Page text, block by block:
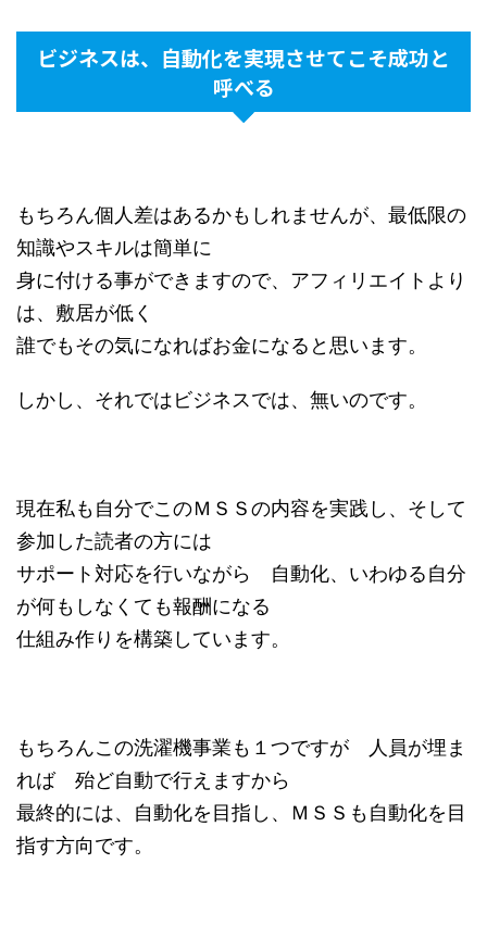
ビジネスは、自動化を実現させてこそ成功と
呼べる
もちろん個人差はあるかもしれませんが、最低限の
知識やスキルは簡単に
身に付ける事ができますので、アフィリエイトより
は、敷居が低く
誰でもその気になればお金になると思います。
しかし、それではビジネスでは、無いのです。
現在私も自分でこのＭＳＳの内容を実践し、そして
参加した読者の方には
サポート対応を行いながら 自動化、いわゆる自分
が何もしなくても報酬になる
仕組み作りを構築しています。
もちろんこの洗濯機事業も１つですが 人員が埋ま
れば 殆ど自動で行えますから
最終的には、自動化を目指し、ＭＳＳも自動化を目
指す方向です。